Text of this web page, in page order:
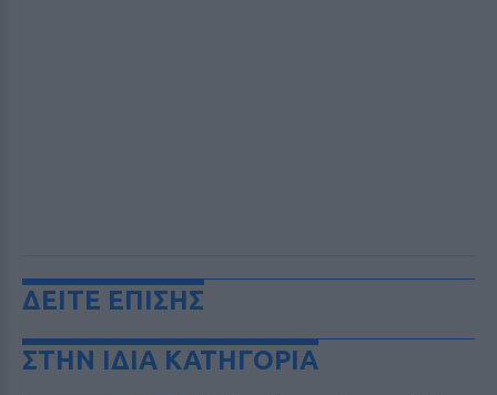
ΔΕΙΤΕ ΕΠΙΣΗΣ
ΣΤΗΝ ΙΔΙΑ ΚΑΤΗΓΟΡΙΑ